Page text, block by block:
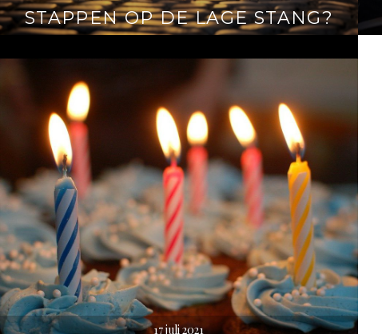
STAPPEN OP DE LAGE STANG?
17 juli 2021